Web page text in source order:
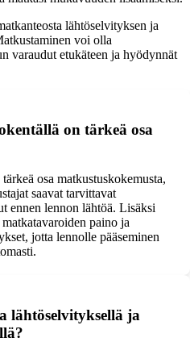
lähtöselvityksen ja
voi olla
varaudut etukäteen ja hyödynnät
on tärkeä osa
osa matkustuskokemusta,
saavat tarvittavat
ennen lennon lähtöä. Lisäksi
paino ja
jotta lennolle pääseminen
lähtöselvityksellä ja